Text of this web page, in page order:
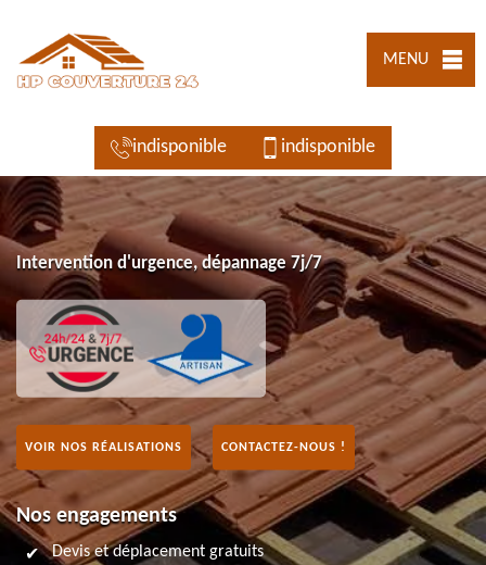
MENU
indisponible indisponible
Intervention d'urgence, dépannage 7j/7
VOIR NOS RÉALISATIONS CONTACTEZ-NOUS !
Nos engagements
Devis et déplacement gratuits